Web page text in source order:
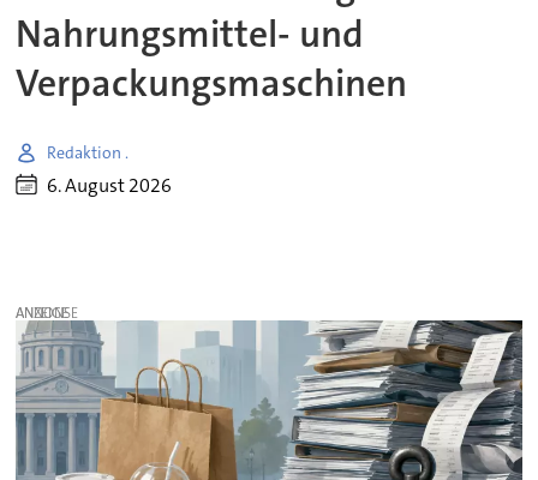
Nahrungsmittel- und
Verpackungsmaschinen
Redaktion .
6. August 2026
ANZEIGE